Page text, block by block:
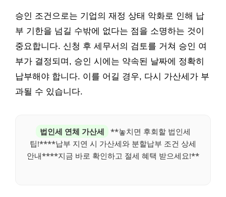
승인 조건으로는 기업의 재정 상태 악화로 인해 납
부 기한을 넘길 수밖에 없다는 점을 소명하는 것이
중요합니다. 신청 후 세무서의 검토를 거쳐 승인 여
부가 결정되며, 승인 시에는 약속된 날짜에 정확히
납부해야 합니다. 이를 어길 경우, 다시 가산세가 부
과될 수 있습니다.
법인세 연체 가산세
**놓치면 후회할 법인세
팁!****납부 지연 시 가산세와 분할납부 조건 상세
안내****지금 바로 확인하고 절세 혜택 받으세요!**